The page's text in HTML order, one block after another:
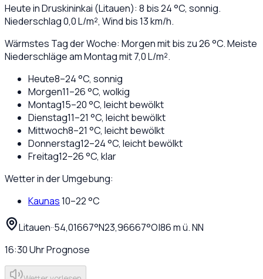
Heute inDruskininkai (Litauen): 8 bis24°C, sonnig.
Niederschlag0,0L/m², Wind bis13km/h.
Wärmstes Tag der Woche: Morgen mit bis zu 26 °C. Meiste
Niederschläge am Montag mit 7,0 L/m².
Heute8–24°C, sonnig
Morgen11–26°C, wolkig
Montag15–20°C, leicht bewölkt
Dienstag11–21 °C, leicht bewölkt
Mittwoch8–21 °C, leicht bewölkt
Donnerstag12–24°C, leicht bewölkt
Freitag12–26°C, klar
Wetter in der Umgebung:
Kaunas10–22°C
Litauen··54,01667°N23,96667°O|86m ü. NN
16:30UhrPrognose